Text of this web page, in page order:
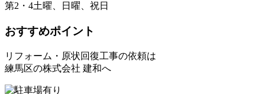
第2・4土曜、日曜、祝日
おすすめポイント
リフォーム・原状回復工事の依頼は
練馬区の株式会社 建和へ